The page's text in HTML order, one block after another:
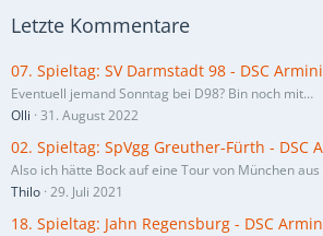
Letzte Kommentare
07. Spieltag: SV Darmstadt 98 - DSC
Eventuell jemand Sonntag bei D98? Bin noch mit…
Olli 31. August 2022
02. Spieltag: SpVgg Greuther-Fürth - DSC
Also ich hätte Bock auf eine Tour von München aus
Thilo 29. Juli 2021
18. Spieltag: Jahn Regensburg - DSC